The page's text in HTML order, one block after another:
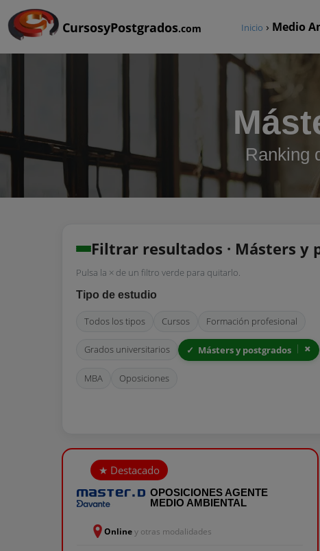
CursosyPostgrados.com Inicio › Medio
Ranking
Filtrar resultados · Másters y
Pulsa la × de un filtro verde para quitarlo.
Tipo de estudio
Todos los tipos Cursos Formación profesional
Grados universitarios Másters y postgrados
MBA Oposiciones
OPOSICIONES AGENTE
MEDIO AMBIENTAL
Onliney otras modalidades